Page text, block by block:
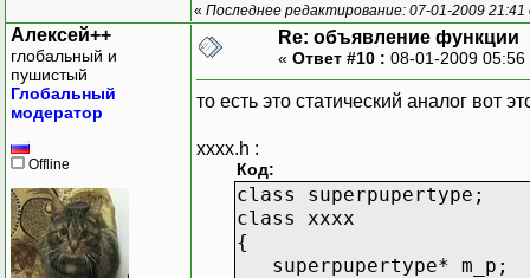
« Последнее редактирование: 07-01-2009
Алексей++
глобальный и
пушистый
Глобальный
модератор
Offline
Re: объявление функции
« Ответ #10 : 08-01-2009
то есть это статический аналог вот
xxxx.h :
Код:
class superpupertype;
class xxxx
{
superpupertype* m_p;